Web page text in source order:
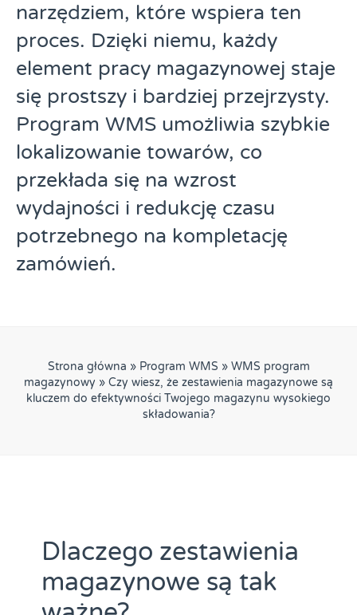
narzędziem, które wspiera ten
proces. Dzięki niemu, każdy
element pracy magazynowej staje
się prostszy i bardziej przejrzysty.
Program WMS umożliwia szybkie
lokalizowanie towarów, co
przekłada się na wzrost
wydajności i redukcję czasu
potrzebnego na kompletację
zamówień.
Strona główna » Program WMS » WMS program
magazynowy » Czy wiesz, że zestawienia magazynowe są
kluczem do efektywności Twojego magazynu wysokiego
składowania?
Dlaczego zestawienia
magazynowe są tak